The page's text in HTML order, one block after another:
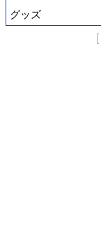
グッズ
[